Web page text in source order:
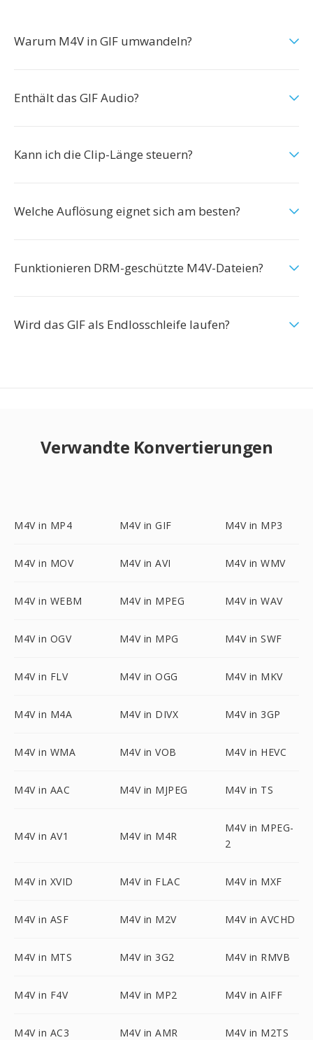
Warum M4V in GIF umwandeln?
Enthält das GIF Audio?
Kann ich die Clip-Länge steuern?
Welche Auflösung eignet sich am besten?
Funktionieren DRM-geschützte M4V-Dateien?
Wird das GIF als Endlosschleife laufen?
Verwandte Konvertierungen
M4V in MP4 M4V in GIF M4V in MP3
M4V in MOV M4V in AVI M4V in WMV
M4V in WEBM M4V in MPEG M4V in WAV
M4V in OGV M4V in MPG M4V in SWF
M4V in FLV M4V in OGG M4V in MKV
M4V in M4A M4V in DIVX M4V in 3GP
M4V in WMA M4V in VOB M4V in HEVC
M4V in AAC M4V in MJPEG M4V in TS
M4V in AV1 M4V in M4R
M4V in MPEG-
2
M4V in XVID M4V in FLAC M4V in MXF
M4V in ASF M4V in M2V M4V in AVCHD
M4V in MTS M4V in 3G2 M4V in RMVB
M4V in F4V M4V in MP2 M4V in AIFF
M4V in AC3 M4V in AMR M4V in M2TS